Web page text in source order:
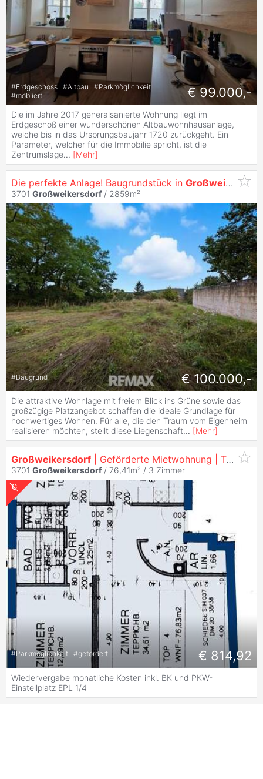
#Erdgeschoss #Altbau #Parkmöglichkeit
#möbliert € 99.000,-
Die im Jahre 2017 generalsanierte Wohnung liegt im
Erdgeschoß einer wunderschönen Altbauwohnhausanlage,
welche bis in das Ursprungsbaujahr 1720 zurückgeht. Ein
Parameter, welcher für die Immobilie spricht, ist die
Zentrumslage... [Mehr]
Die perfekte Anlage! Baugrundstück in Großweikersdorf
3701 Großweikersdorf / 2859m²
#Baugrund € 100.000,-
Die attraktive Wohnlage mit freiem Blick ins Grüne sowie das
großzügige Platzangebot schaffen die ideale Grundlage für
hochwertiges Wohnen. Für alle, die den Traum vom Eigenheim
realisieren möchten, stellt diese Liegenschaft... [Mehr]
Großweikersdorf | Geförderte Mietwohnung | Top 1/4 | 1. OG mit Wintergarten
3701 Großweikersdorf / 76,41m² / 3 Zimmer
#Parkmöglichkeit #gefördert € 814,92
Wiedervergabe monatliche Kosten inkl. BK und PKW-
Einstellplatz EPL 1/4